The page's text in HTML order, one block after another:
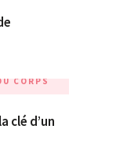
CORPS
clé d’un